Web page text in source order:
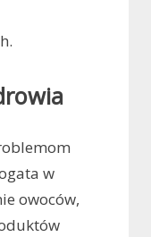
w
owoców,